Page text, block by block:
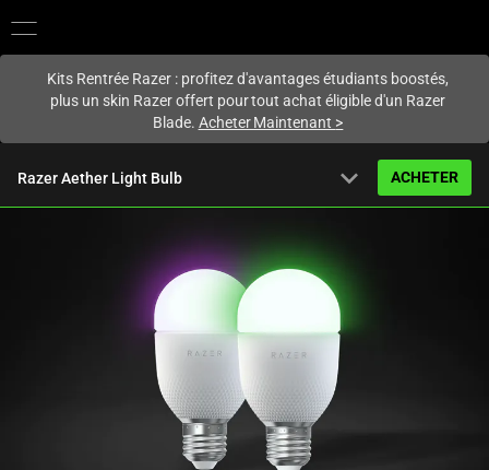
Kits Rentrée Razer : profitez d'avantages étudiants boostés,
plus un skin Razer offert pour tout achat éligible d'un Razer
Blade. Acheter Maintenant >
Razer Aether Light Bulb expand_more ACHETER
Caractéristiques techniques